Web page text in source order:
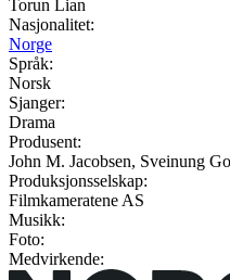
Torun Lian
Nasjonalitet:
Norge
Språk:
Norsk
Sjanger:
Drama
Produsent:
John M. Jacobsen, Sveinung
Produksjonsselskap:
Filmkameratene AS
Musikk:
Foto:
Medvirkende: